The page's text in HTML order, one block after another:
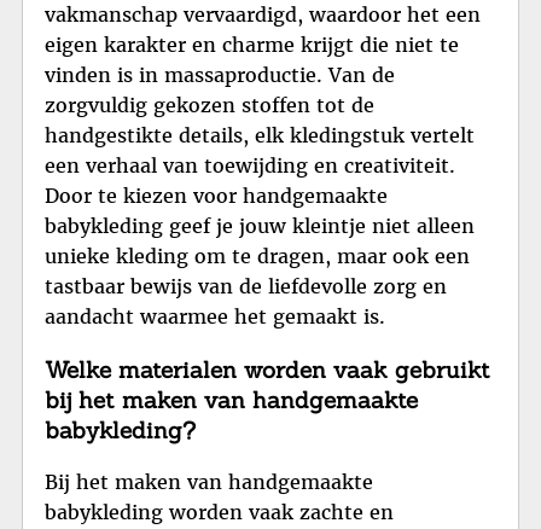
vakmanschap vervaardigd, waardoor het een
eigen karakter en charme krijgt die niet te
vinden is in massaproductie. Van de
zorgvuldig gekozen stoffen tot de
handgestikte details, elk kledingstuk vertelt
een verhaal van toewijding en creativiteit.
Door te kiezen voor handgemaakte
babykleding geef je jouw kleintje niet alleen
unieke kleding om te dragen, maar ook een
tastbaar bewijs van de liefdevolle zorg en
aandacht waarmee het gemaakt is.
Welke materialen worden vaak gebruikt
bij het maken van handgemaakte
babykleding?
Bij het maken van handgemaakte
babykleding worden vaak zachte en